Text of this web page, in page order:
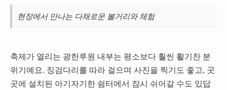
현장에서 만나는 다채로운 볼거리와 체험
축제가 열리는 광한루원 내부는 평소보다 훨씬 활기찬 분
위기예요. 징검다리를 따라 걸으며 사진을 찍기도 좋고, 곳
곳에 설치된 아기자기한 쉼터에서 잠시 쉬어갈 수도 있답